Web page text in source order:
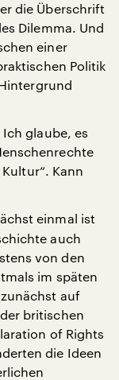
die Überschrift
Dilemma. Und
einer
Politik
glaube, es
Kann
einmal ist
auch
von den
im späten
auf
britischen
of Rights
die Ideen